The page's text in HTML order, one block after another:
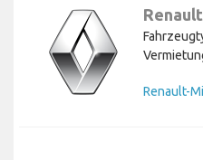
Renault-